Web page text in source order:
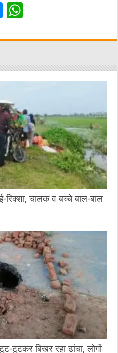
M
ss
n
er
at
A
p
रिक्शा, चालक व बच्चे बाल-बाल
टूटकर बिखर रहा ढांचा, लोगों